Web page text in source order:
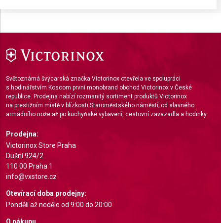
Světoznámá švýcarská značka Victorinox otevřela ve spolupráci
s hodinářstvím Koscom první monobrand obchod Victorinox v České
republice. Prodejna nabízí rozmanitý sortiment produktů Victorinox
na prestižním místě v blízkosti Staroměstského náměstí; od slavného
armádního nože až po kuchyňské vybavení, cestovní zavazadla a hodinky.
Prodejna:
Victorinox Store Praha
Dušní 924/2
110 00 Praha 1
info@vxstore.cz
Otevírací doba prodejny:
Pondělí až neděle od 9:00 do 20:00
O nákupu
Use limited data to select advertising
Create profiles for personalised advertising
Use profiles to select personalised
advertising
Create profiles to personalise content
Measure advertising performance
Measure content performance
combinations of data from different sources